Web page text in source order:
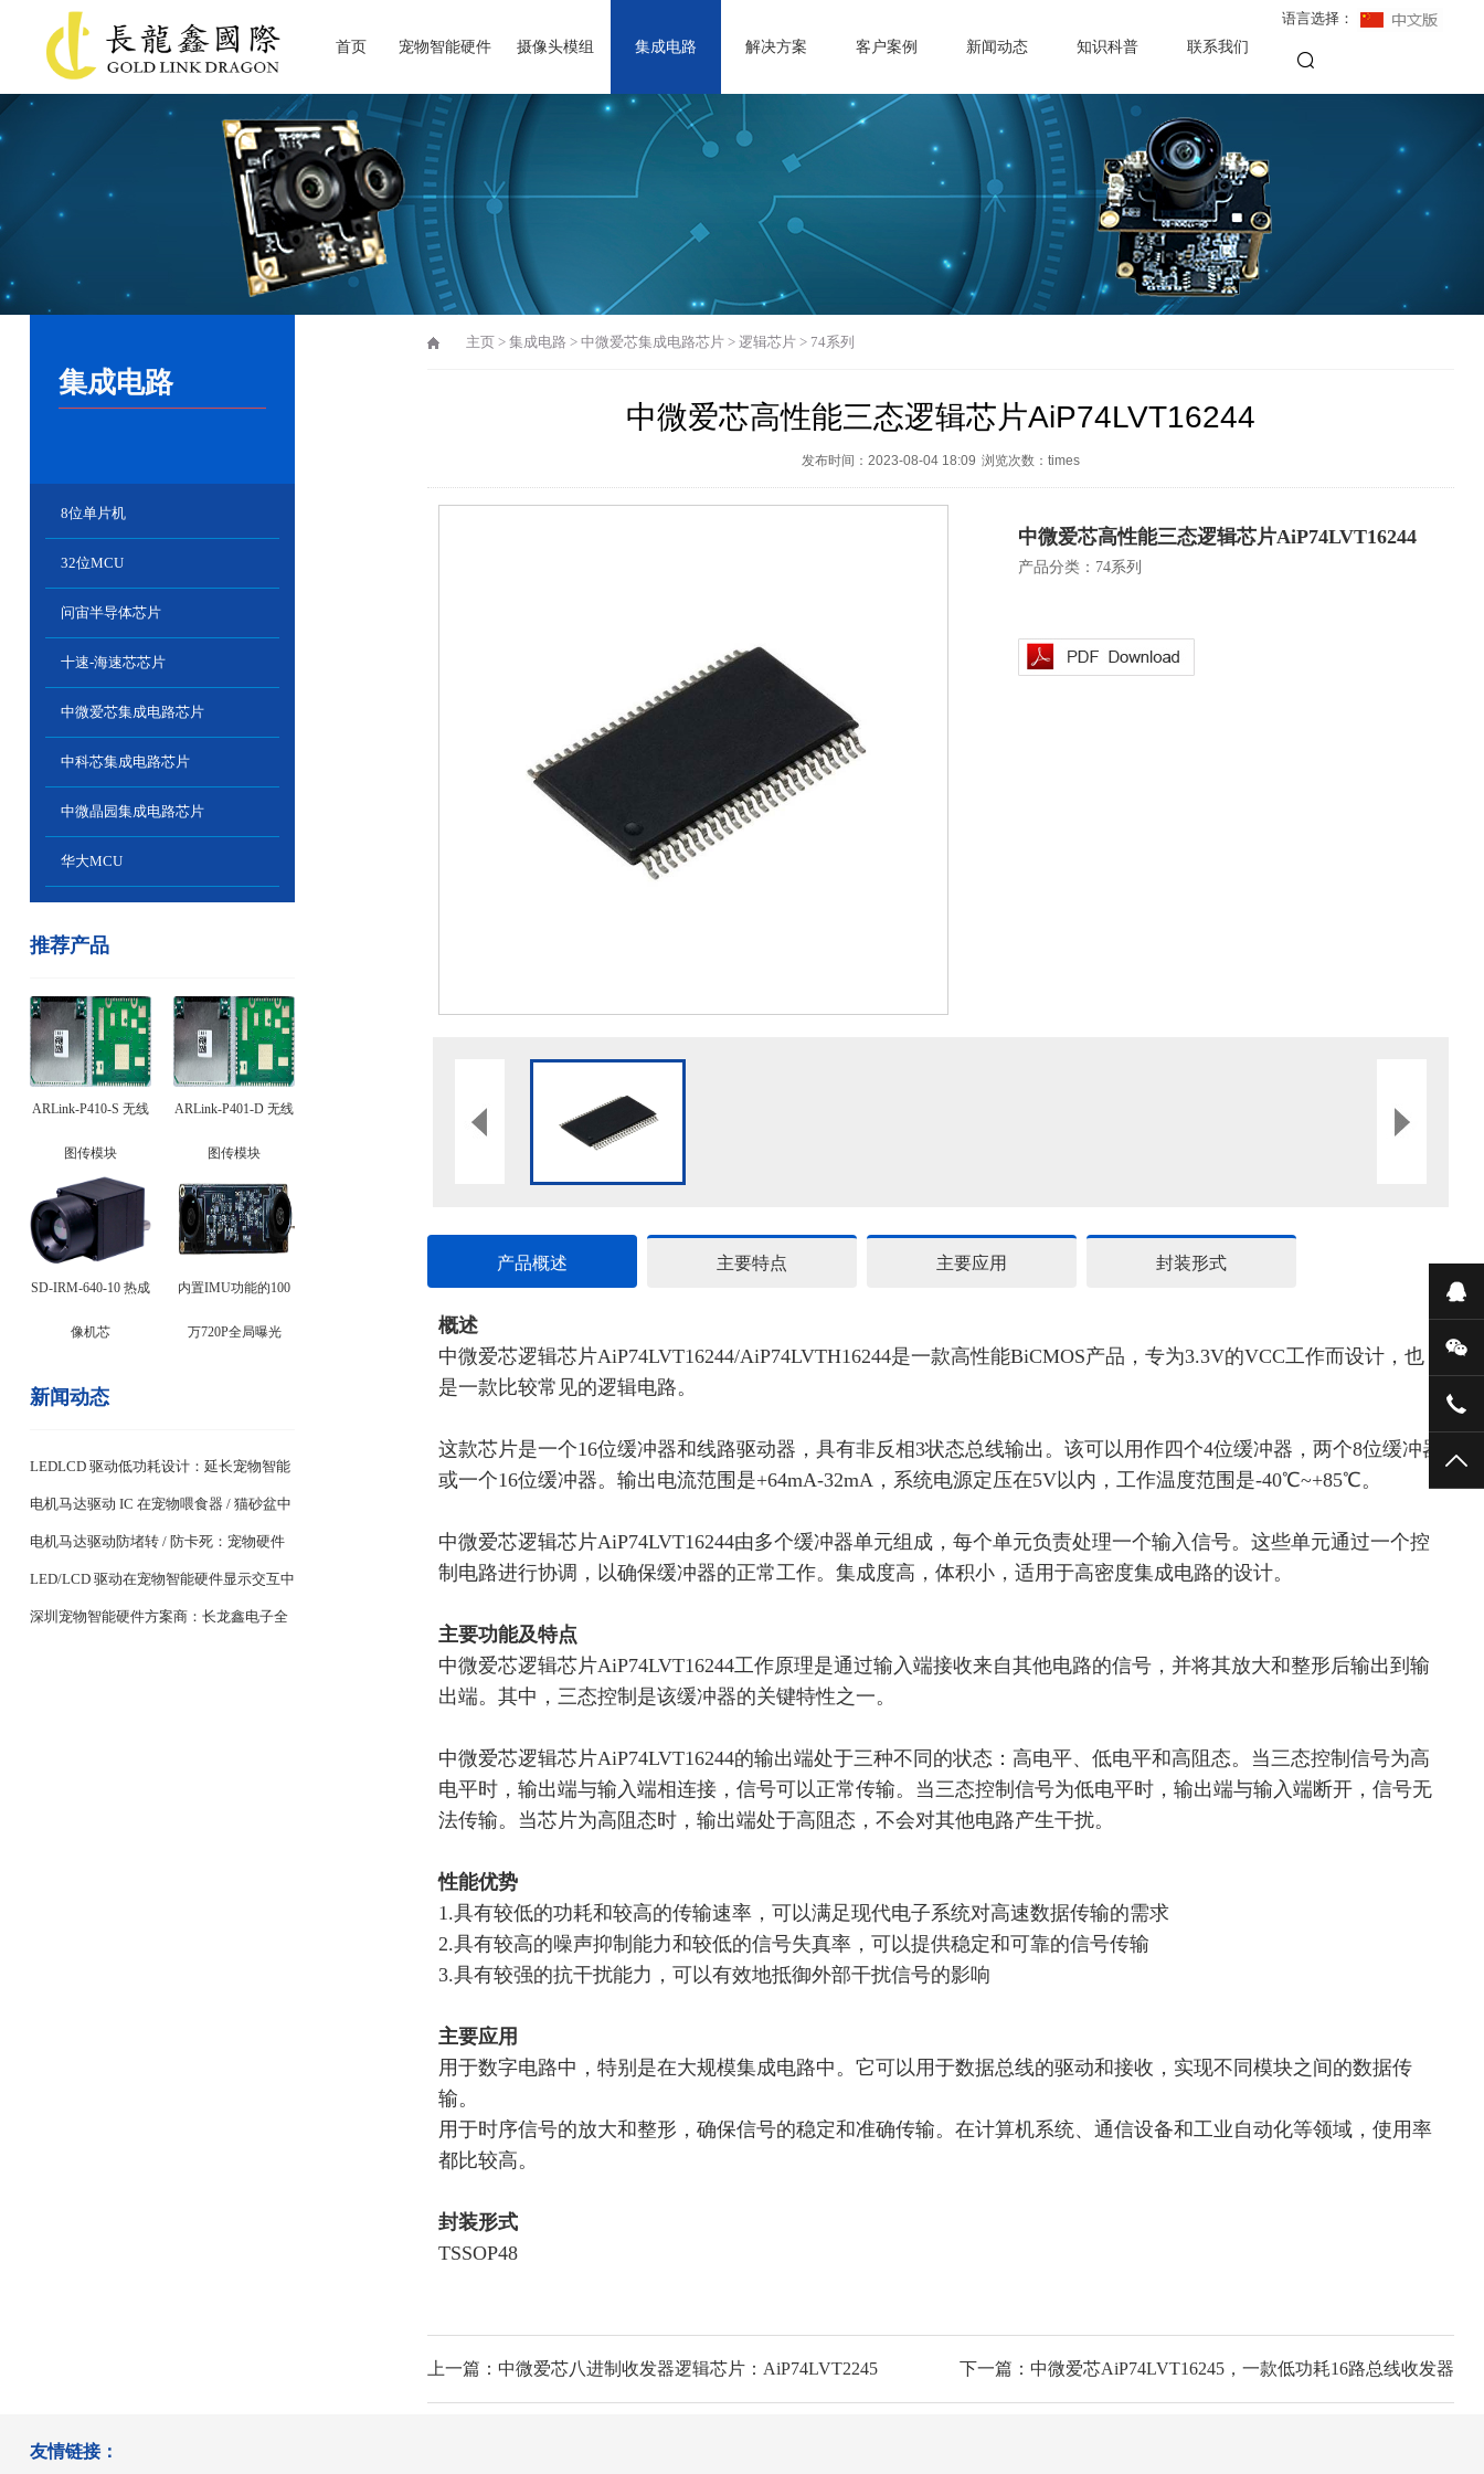
首页 宠物智能硬件 摄像头模组 集成电路 解决方案 客户案例 新闻动态 知识科普 联系我们
关于长龙鑫
语言选择：
集成电路
8位单片机
32位MCU
问宙半导体芯片
十速-海速芯芯片
中微爱芯集成电路芯片
中科芯集成电路芯片
中微晶园集成电路芯片
华大MCU
推荐产品
ARLink-P410-S 无线
图传模块
ARLink-P401-D 无线
图传模块
SD-IRM-640-10 热成
像机芯
内置IMU功能的100
万720P全局曝光
新闻动态
LEDLCD 驱动低功耗设计：延长宠物智能
设备续航关键
电机马达驱动 IC 在宠物喂食器 / 猫砂盆中
的稳定控制设计
电机马达驱动防堵转 / 防卡死：宠物硬件
耐用性核心
LED/LCD 驱动在宠物智能硬件显示交互中
的应用
深圳宠物智能硬件方案商：长龙鑫电子全
主页 > 集成电路 > 中微爱芯集成电路芯片 > 逻辑芯片 > 74系列
中微爱芯高性能三态逻辑芯片AiP74LVT16244
发布时间：2023-08-04 18:09 浏览次数： times
中微爱芯高性能三态逻辑芯片AiP74LVT16244
产品分类：74系列
产品概述 主要特点 主要应用 封装形式
概述
中微爱芯逻辑芯片AiP74LVT16244/AiP74LVTH16244是一款高性能BiCMOS产品，专为3.3V的VCC工作而设计 ， 也
是一款比较常见的逻辑电路。
这款芯片是一个16位缓冲器和线路驱动器，具有非反相3状态总线输出。该可以用作四个4位缓冲器，两个8位缓冲器
或一个16位缓冲器。 输出电流范围是+64mA-32mA ， 系统电源定压在5V以内，工作温度范围是-40℃~+85℃。
中微爱芯逻辑芯片AiP74LVT16244由多个缓冲器单元组成，每个单元负责处理一个输入信号。这些单元通过一个控
制电路进行协调，以确保缓冲器的正常工作。 集成度高，体积小， 适用于高密度集成电路的设计。
主要功能及特点
中微爱芯逻辑芯片AiP74LVT16244工作原理是通过输入端接收来自其他电路的信号，并将其放大和整形后输出到输
出端。其中，三态控制是该缓冲器的关键特性之一。
中微爱芯逻辑芯片AiP74LVT16244的输出端处于三种不同的状态：高电平、低电平和高阻态。当三态控制信号为高
电平时，输出端与输入端相连接，信号可以正常传输。当三态控制信号为低电平时，输出端与输入端断开，信号无
法传输。当芯片为高阻态时，输出端处于高阻态，不会对其他电路产生干扰。
性能优势
1.具有较低的功耗和较高的传输速率，可以满足现代电子系统对高速数据传输的需求
2.具有较高的噪声抑制能力和较低的信号失真率，可以提供稳定和可靠的信号传输
3.具有较强的抗干扰能力，可以有效地抵御外部干扰信号的影响
主要应用
用于数字电路中，特别是在大规模集成电路中。它可以用于数据总线的驱动和接收，实现不同模块之间的数据传
输。
用于时序信号的放大和整形，确保信号的稳定和准确传输。在计算机系统、通信设备和工业自动化等领域， 使用率
都比较高。
封装形式
TSSOP48
上一篇：中微爱芯八进制收发器逻辑芯片：AiP74LVT2245 下一篇：中微爱芯AiP74LVT16245，一款低功耗16路总线收发器
友情链接：
在
微